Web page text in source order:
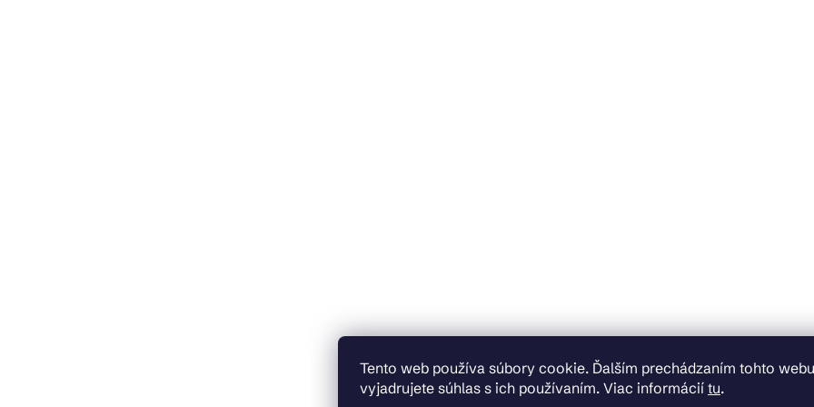
Tento web používa súbory cookie. Ďalším prechádzaním tohto webu
vyjadrujete súhlas s ich používaním. Viac informácií tu.